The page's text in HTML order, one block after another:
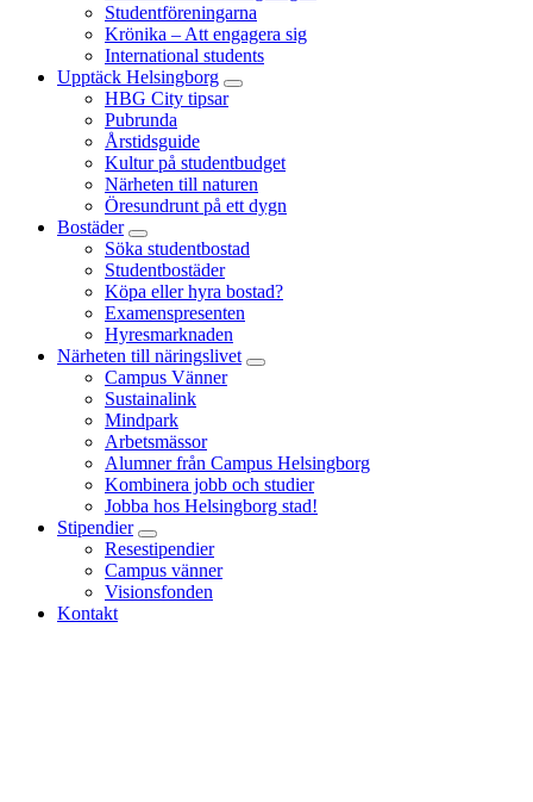
Studentföreningarna
Krönika – Att engagera sig
International students
Upptäck Helsingborg
HBG City tipsar
Pubrunda
Årstidsguide
Kultur på studentbudget
Närheten till naturen
Öresundrunt på ett dygn
Bostäder
Söka studentbostad
Studentbostäder
Köpa eller hyra bostad?
Examenspresenten
Hyresmarknaden
Närheten till näringslivet
Campus Vänner
Sustainalink
Mindpark
Arbetsmässor
Alumner från Campus Helsingborg
Kombinera jobb och studier
Jobba hos Helsingborg stad!
Stipendier
Resestipendier
Campus vänner
Visionsfonden
Kontakt